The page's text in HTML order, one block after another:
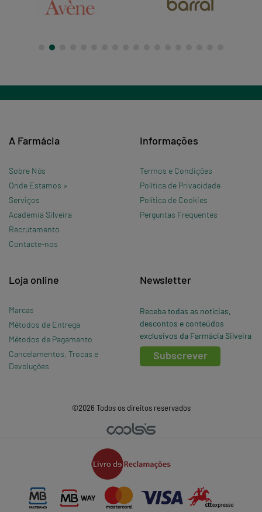
A Farmácia
Sobre Nós
Onde Estamos »
Serviços
Academia Silveira
Recrutamento
Contacte-nos
Informações
Termos e Condições
Política de Privacidade
Política de Cookies
Perguntas Frequentes
Loja online
Marcas
Métodos de Entrega
Métodos de Pagamento
Cancelamentos, Trocas e
Devoluções
Newsletter
Receba todas as notícias,
descontos e conteúdos
exclusivos da Farmácia Silveira
Subscrever
©2026 Todos os direitos reservados